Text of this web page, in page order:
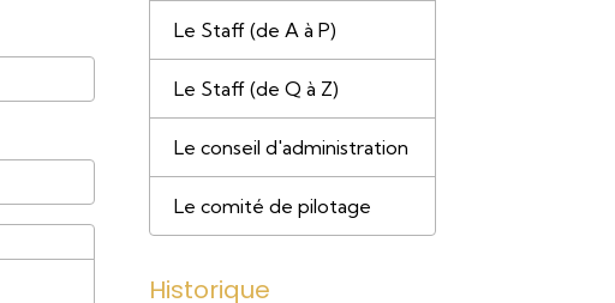
Le Staff (de A à P)
Le Staff (de Q à Z)
Le conseil d'administration
Le comité de pilotage
Historique